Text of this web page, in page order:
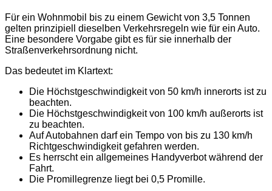
Für ein Wohnmobil bis zu einem Gewicht von 3,5 Tonnen
gelten prinzipiell dieselben Verkehrsregeln wie für ein Auto.
Eine besondere Vorgabe gibt es für sie innerhalb der
Straßenverkehrsordnung nicht.
Das bedeutet im Klartext:
Die Höchstgeschwindigkeit von 50 km/h innerorts ist zu
beachten.
Die Höchstgeschwindigkeit von 100 km/h außerorts ist
zu beachten.
Auf Autobahnen darf ein Tempo von bis zu 130 km/h
Richtgeschwindigkeit gefahren werden.
Es herrscht ein allgemeines Handyverbot während der
Fahrt.
Die Promillegrenze liegt bei 0,5 Promille.